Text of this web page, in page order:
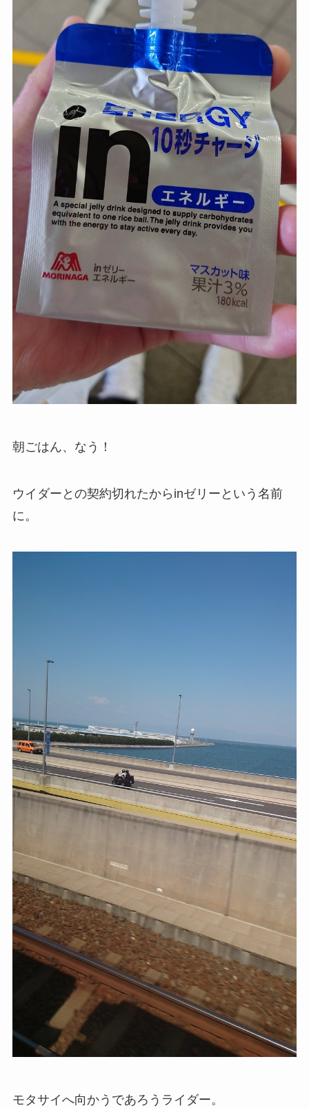
朝ごはん、なう！
ウイダーとの契約切れたからinゼリーという名前
に。
モタサイへ向かうであろうライダー。